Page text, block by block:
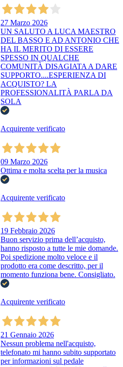
27 Marzo 2026
UN SALUTO A LUCA MAESTRO
DEL BASSO E AD ANTONIO CHE
HA IL MERITO DI ESSERE
SPESSO IN QUALCHE
COMUNITÀ DISAGIATA A DARE
SUPPORTO....ESPERIENZA DI
ACQUISTO? LA
PROFESSIONALITÀ PARLA DA
SOLA
Acquirente verificato
09 Marzo 2026
Ottima e molta scelta per la musica
Acquirente verificato
19 Febbraio 2026
Buon servizio prima dell’acquisto,
hanno risposto a tutte le mie domande.
Poi spedizione molto veloce e il
prodotto era come descritto, per il
momento funziona bene. Consigliato.
Acquirente verificato
21 Gennaio 2026
Nessun problema nell'acquisto,
telefonato mi hanno subito supportato
per informazioni sul pedale